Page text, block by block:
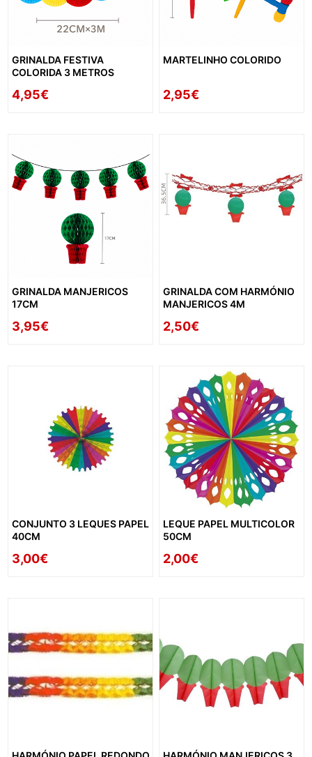
GRINALDA FESTIVA
COLORIDA 3 METROS
4,95€
MARTELINHO COLORIDO
2,95€
GRINALDA MANJERICOS
17CM
3,95€
GRINALDA COM HARMÓNIO
MANJERICOS 4M
2,50€
CONJUNTO 3 LEQUES PAPEL
40CM
3,00€
LEQUE PAPEL MULTICOLOR
50CM
2,00€